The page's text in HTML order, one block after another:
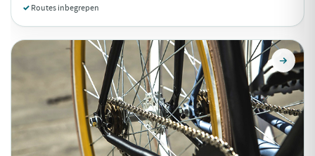
Routes inbegrepen